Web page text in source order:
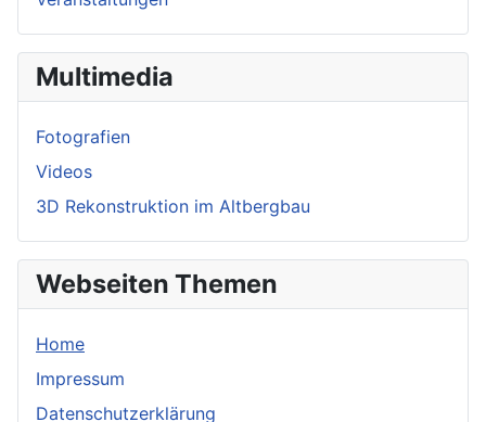
Multimedia
Fotografien
Videos
3D Rekonstruktion im Altbergbau
Webseiten Themen
Home
Impressum
Datenschutzerklärung